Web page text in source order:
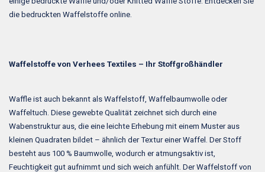
die bedruckten Waffelstoffe online.
Waffelstoffe von Verhees Textiles – Ihr Stoffgroßhändler
Waffle ist auch bekannt als Waffelstoff, Waffelbaumwolle oder
Waffeltuch. Diese gewebte Qualität zeichnet sich durch eine
Wabenstruktur aus, die eine leichte Erhebung mit einem Muster aus
kleinen Quadraten bildet – ähnlich der Textur einer Waffel. Der Stoff
besteht aus 100 % Baumwolle, wodurch er atmungsaktiv ist,
Feuchtigkeit gut aufnimmt und sich weich anfühlt. Der Waffelstoff von